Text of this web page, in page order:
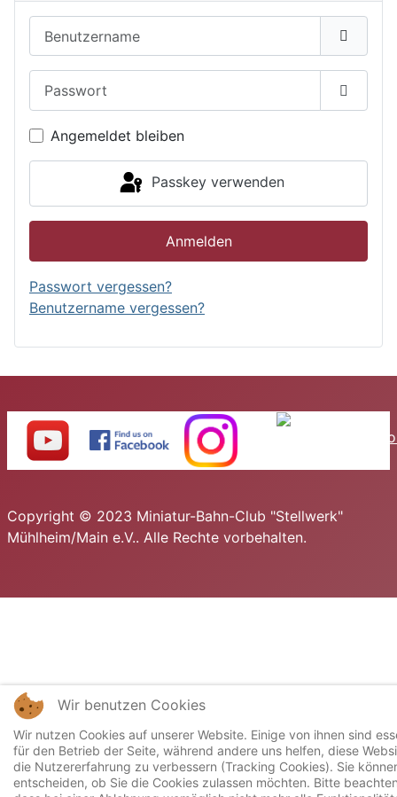
Angemeldet bleiben
Passkey verwenden
Anmelden
Passwort vergessen?
Benutzername vergessen?
Copyright © 2023 Miniatur-Bahn-Club "Stellwerk"
Mühlheim/Main e.V.. Alle Rechte vorbehalten.
Wir benutzen Cookies
Wir nutzen Cookies auf unserer Website. Einige von ihnen sind
für den Betrieb der Seite, während andere uns helfen, diese
die Nutzererfahrung zu verbessern (Tracking Cookies). Sie
entscheiden, ob Sie die Cookies zulassen möchten. Bitte